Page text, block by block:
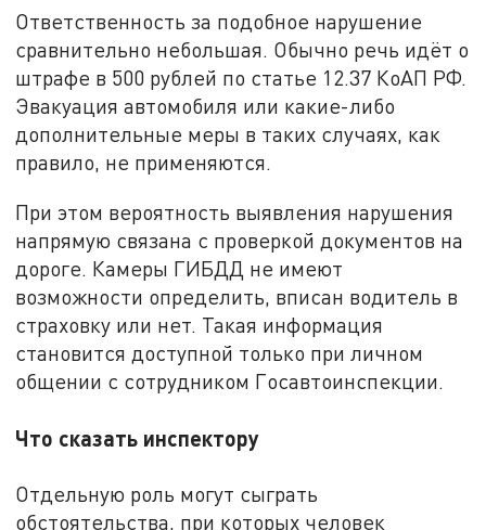
Ответственность за подобное нарушение
сравнительно небольшая. Обычно речь идёт о
штрафе в 500 рублей по статье 12.37 КоАП РФ.
Эвакуация автомобиля или какие-либо
дополнительные меры в таких случаях, как
правило, не применяются.
При этом вероятность выявления нарушения
напрямую связана с проверкой документов на
дороге. Камеры ГИБДД не имеют
возможности определить, вписан водитель в
страховку или нет. Такая информация
становится доступной только при личном
общении с сотрудником Госавтоинспекции.
Что сказать инспектору
Отдельную роль могут сыграть
обстоятельства, при которых человек